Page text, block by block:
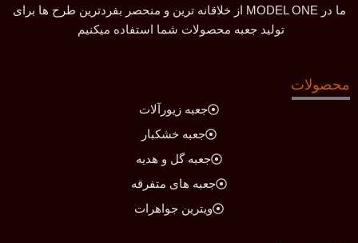
ما در MODEL ONE از خلاقانه ترین و منحصر بفردترین طرح ها برای
تولید جعبه محصولات شما استفاده میکنیم
محصولات
جعبه زیورآلات
جعبه خشکبار
جعبه گل و هدیه
جعبه های متفرقه
ویترین جواهرات